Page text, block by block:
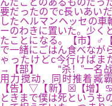
んだことのあるものだっ
要だったのでc長いあい
したヘルマンヘッセの
ーのわきに置いた。少く
たことになる。【市】♂
で一緒にごはん食べなが
ゃったけどc今行けばま
→【部】 “杀！”一名战
用力搅动，同时推着臧
【告】▽【新】☒【增】
ときまで僕は死というも